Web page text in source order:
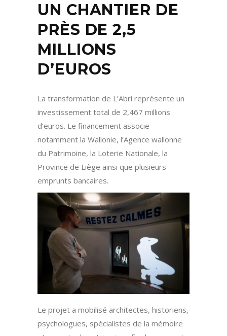
UN CHANTIER DE
PRÈS DE 2,5
MILLIONS
D’EUROS
La transformation de L’Abri représente un
investissement total de 2,467 millions
d’euros. Le financement associe
notamment la Wallonie, l’Agence wallonne
du Patrimoine, la Loterie Nationale, la
Province de Liège ainsi que plusieurs
emprunts bancaires.
Le projet a mobilisé architectes, historiens,
psychologues, spécialistes de la mémoire